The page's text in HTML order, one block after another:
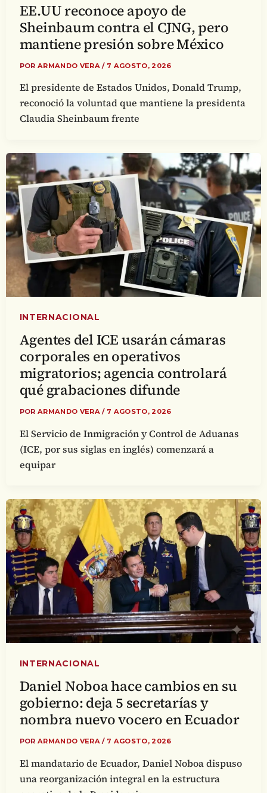
EE.UU reconoce apoyo de
Sheinbaum contra el CJNG, pero
mantiene presión sobre México
POR ARMANDO VERA/ 7 AGOSTO, 2026
El presidente de Estados Unidos, Donald Trump,
reconoció la voluntad que mantiene la presidenta
Claudia Sheinbaum frente
INTERNACIONAL
Agentes del ICE usarán cámaras
corporales en operativos
migratorios; agencia controlará
qué grabaciones difunde
POR ARMANDO VERA/ 7 AGOSTO, 2026
El Servicio de Inmigración y Control de Aduanas
(ICE, por sus siglas en inglés) comenzará a
equipar
INTERNACIONAL
Daniel Noboa hace cambios en su
gobierno: deja 5 secretarías y
nombra nuevo vocero en Ecuador
POR ARMANDO VERA/ 7 AGOSTO, 2026
El mandatario de Ecuador, Daniel Noboa dispuso
una reorganización integral en la estructura